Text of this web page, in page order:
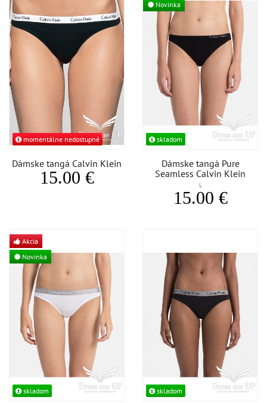
momentálne nedostupné
Dámske tangá Calvin Klein
15.00 €
Novinka
skladom
Dámske tangá Pure
Seamless Calvin Klein
L
15.00 €
Akcia
Novinka
skladom skladom